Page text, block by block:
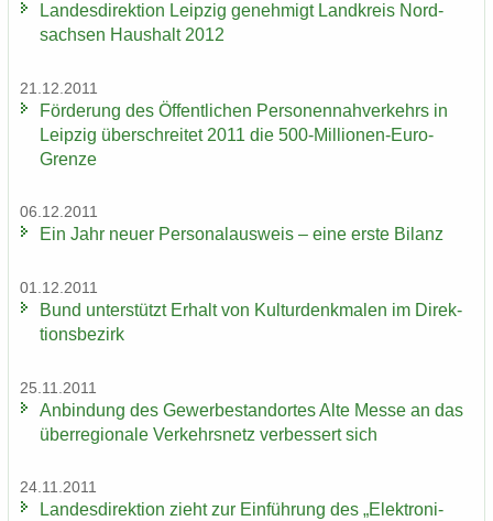
Lan­des­di­rek­ti­on Leip­zig ge­neh­migt Land­kreis Nord­
sach­sen Haus­halt 2012
21.12.2011
För­de­rung des Öf­fent­li­chen Per­so­nen­nah­ver­kehrs in
Leip­zig über­schrei­tet 2011 die 500-​Millionen-Euro-
Grenze
06.12.2011
Ein Jahr neuer Per­so­nal­aus­weis – eine erste Bi­lanz
01.12.2011
Bund un­ter­stützt Er­halt von Kul­tur­denk­ma­len im Di­rek­
ti­ons­be­zirk
25.11.2011
An­bin­dung des Ge­wer­be­stand­or­tes Alte Messe an das
über­re­gio­na­le Ver­kehrs­netz ver­bes­sert sich
24.11.2011
Lan­des­di­rek­ti­on zieht zur Ein­füh­rung des „Elek­tro­ni­